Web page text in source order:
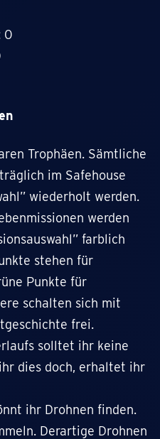
0
Trophäen. Sämtliche
im Safehouse
wiederholt werden.
werden
farblich
stehen für
Punkte für
schalten sich mit
frei.
solltet ihr keine
dies doch, erhaltet ihr
ihr Drohnen finden.
Derartige Drohnen